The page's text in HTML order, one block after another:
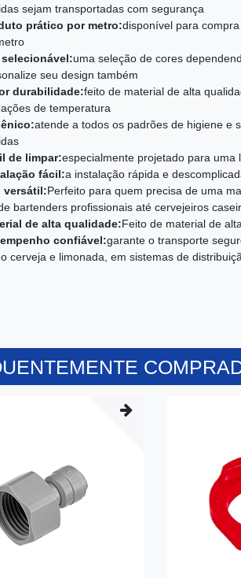
sejam transportadas com segurança
prático por metro:disponível para
selecionável:uma seleção de cores
seu design também
durabilidade:feito de material de alta
de temperatura
atende a todos os padrões de higiene e
de limpar:especialmente projetado para uma
fácil:a instalação rápida e
versátil:Perfeito para quem precisa de uma
bartenders profissionais até cervejeiros
de alta qualidade:Feito de material de
confiável:garante o transporte
cerveja e limonada, em sistemas de